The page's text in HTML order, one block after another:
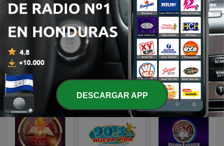
ROCKBOGA Radio Mahanaim Honduras Radio Sultana
DESCARGAR APP